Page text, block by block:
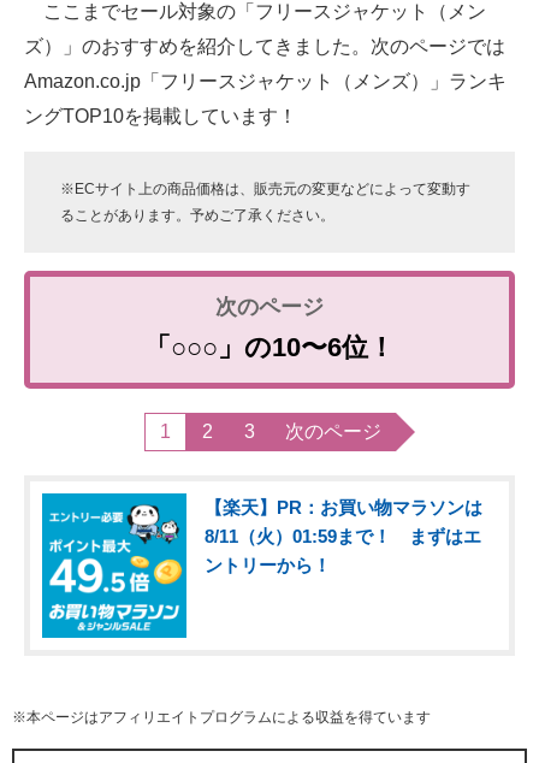
ここまでセール対象の「フリースジャケット（メン
ズ）」のおすすめを紹介してきました。次のページでは
Amazon.co.jp「フリースジャケット（メンズ）」ランキ
ングTOP10を掲載しています！
※ECサイト上の商品価格は、販売元の変更などによって変動す
ることがあります。予めご了承ください。
「○○○」の10〜6位！
1 2 3 次のページ
【楽天】PR：お買い物マラソンは
8/11（火）01:59まで！ まずはエ
ントリーから！
※本ページはアフィリエイトプログラムによる収益を得ています